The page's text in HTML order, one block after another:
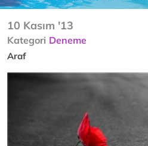
10 Kasım '13
Kategori Deneme
Araf